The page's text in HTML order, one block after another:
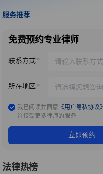
服务推荐
免费预约专业律师
联系方式
所在地区
我已阅读并同意 《用户隐私协议》
许接受更多律师的服务
立即预约
法律热榜